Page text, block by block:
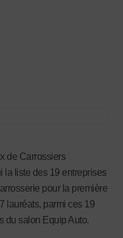
de Carrossiers
la liste des 19 entreprises
pour la première
lauréats, parmi ces 19
du salon Equip Auto.